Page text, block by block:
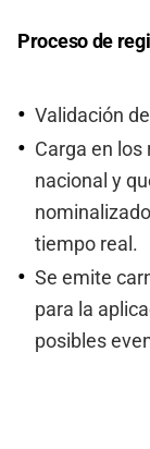
Proceso de
Validación
Carga en
nacional y
tiempo real.
Se emite
para la
posibles